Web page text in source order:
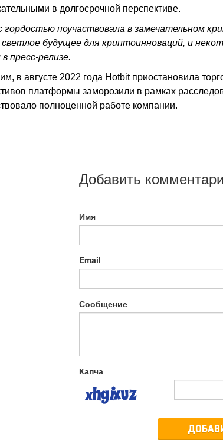
в долгосрочной перспективе.
гордостью поучаствовала в замечательном
светлое будущее для криптоинноваций, и
в пресс-релизе.
в августе 2022 года Hotbit приостановила
платформы заморозили в рамках
полноценной работе компании.
Добавить
Имя
Email
Сообщение
Капча